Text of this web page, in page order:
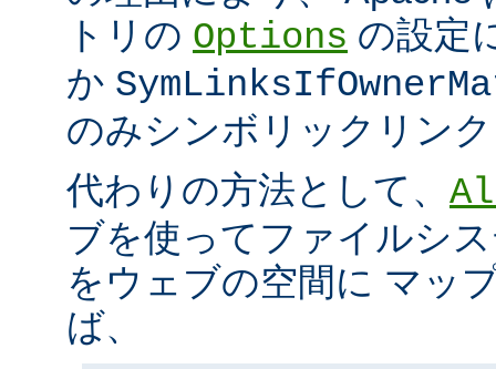
トリの Options の設定
か
のみシンボリックリン
代わりの方法として、
ブを使ってファイルシ
をウェブの空間に マッ
ば、